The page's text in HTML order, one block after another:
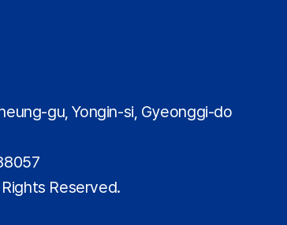
gu, Yongin-si, Gyeonggi-do
Reserved.